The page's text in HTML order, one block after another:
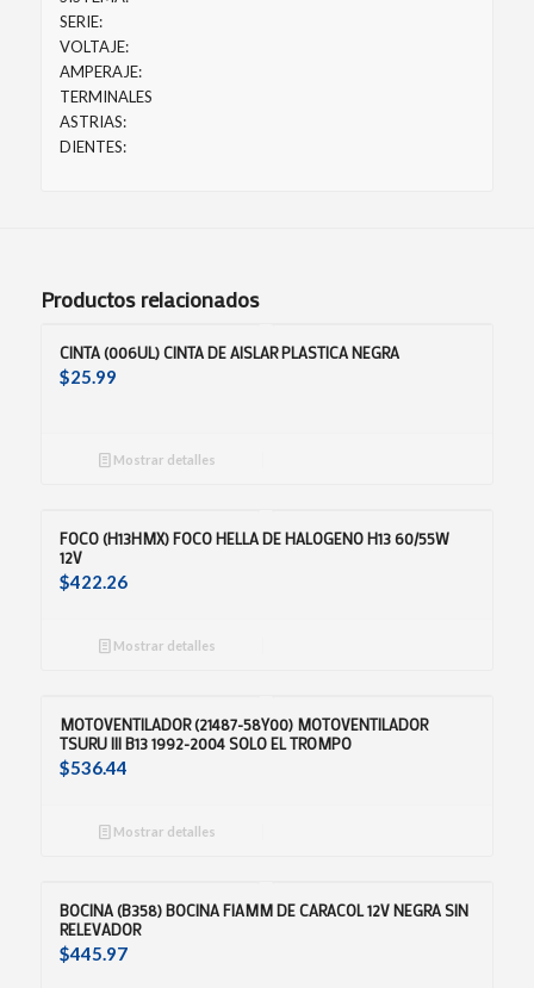
SERIE:
VOLTAJE:
AMPERAJE:
TERMINALES
ASTRIAS:
DIENTES:
Productos relacionados
CINTA (006UL) CINTA DE AISLAR PLASTICA NEGRA
$25.99
Mostrar detalles
FOCO (H13HMX) FOCO HELLA DE HALOGENO H13 60/55W
12V
$422.26
Mostrar detalles
MOTOVENTILADOR (21487-58Y00) MOTOVENTILADOR
TSURU III B13 1992-2004 SOLO EL TROMPO
$536.44
Mostrar detalles
BOCINA (B358) BOCINA FIAMM DE CARACOL 12V NEGRA SIN
RELEVADOR
$445.97